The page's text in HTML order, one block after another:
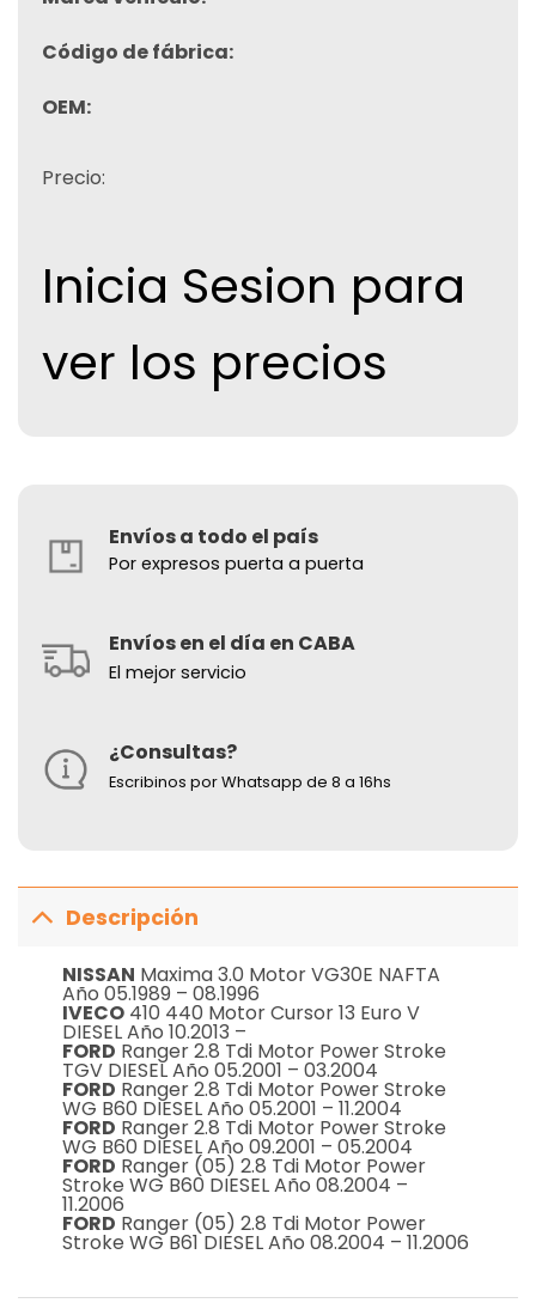
Código de fábrica:
OEM:
Precio:
Inicia Sesion para
ver los precios
Envíos a todo el país
Por expresos puerta a puerta
Envíos en el día en CABA
El mejor servicio
¿Consultas?
Escribinos por Whatsapp de 8 a 16hs
Descripción
NISSAN Maxima 3.0 Motor VG30E NAFTA
Año 05.1989 – 08.1996
IVECO410 440 Motor Cursor 13 Euro V
DIESEL Año 10.2013 –
FORD Ranger 2.8 Tdi Motor Power Stroke
TGV DIESEL Año 05.2001 – 03.2004
FORD Ranger 2.8 Tdi Motor Power Stroke
WG B60 DIESEL Año 05.2001 – 11.2004
FORD Ranger 2.8 Tdi Motor Power Stroke
WG B60 DIESEL Año 09.2001 – 05.2004
FORD Ranger (05) 2.8 Tdi Motor Power
Stroke WG B60 DIESEL Año 08.2004 –
11.2006
FORD Ranger (05) 2.8 Tdi Motor Power
Stroke WG B61 DIESEL Año 08.2004 – 11.2006